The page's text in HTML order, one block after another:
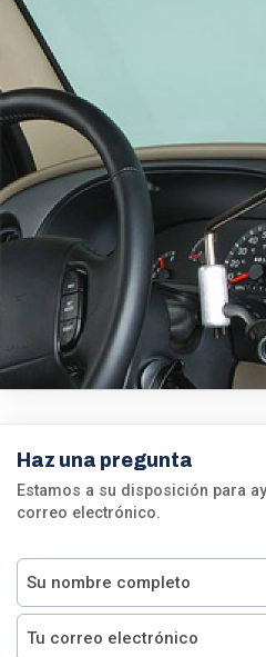
Haz una pregunta
Estamos a su disposición para
correo electrónico.